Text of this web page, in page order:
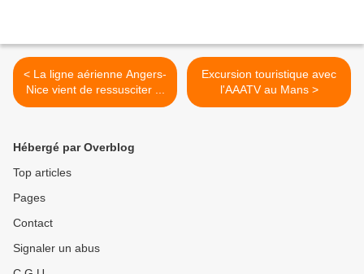
< La ligne aérienne Angers-
Nice vient de ressusciter ...
Excursion touristique avec
l'AAATV au Mans >
Hébergé par Overblog
Top articles
Pages
Contact
Signaler un abus